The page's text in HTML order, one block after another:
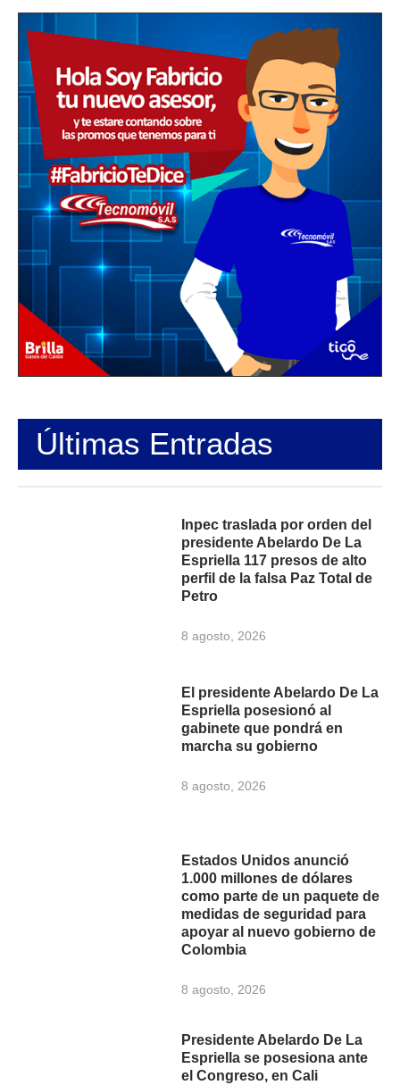
Últimas Entradas
Inpec traslada por orden del
presidente Abelardo De La
Espriella 117 presos de alto
perfil de la falsa Paz Total de
Petro
8 agosto, 2026
El presidente Abelardo De La
Espriella posesionó al
gabinete que pondrá en
marcha su gobierno
8 agosto, 2026
Estados Unidos anunció
1.000 millones de dólares
como parte de un paquete de
medidas de seguridad para
apoyar al nuevo gobierno de
Colombia
8 agosto, 2026
Presidente Abelardo De La
Espriella se posesiona ante
el Congreso, en Cali